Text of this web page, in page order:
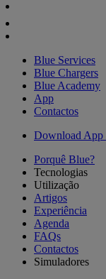
Blue Services
Blue Chargers
Blue Academy
App
Contactos
Download App
Porquê Blue?
Tecnologias
Utilização
Artigos
Experiência
Agenda
FAQs
Contactos
Simuladores